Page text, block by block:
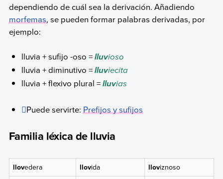
dependiendo de cuál sea la derivación. Añadiendo
morfemas, se pueden formar palabras derivadas, por
ejemplo:
lluvia + sufijo -oso =lluvioso
lluvia + diminutivo =lluviecita
lluvia + flexivo plural =lluvias
Puede servirte:Prefijos y sufijos
Familia léxica de lluvia
llovedera llovida lloviznoso